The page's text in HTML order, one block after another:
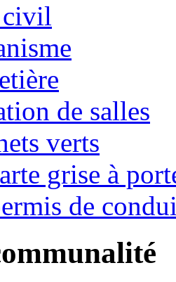
civil
de salles
verts
grise à
de